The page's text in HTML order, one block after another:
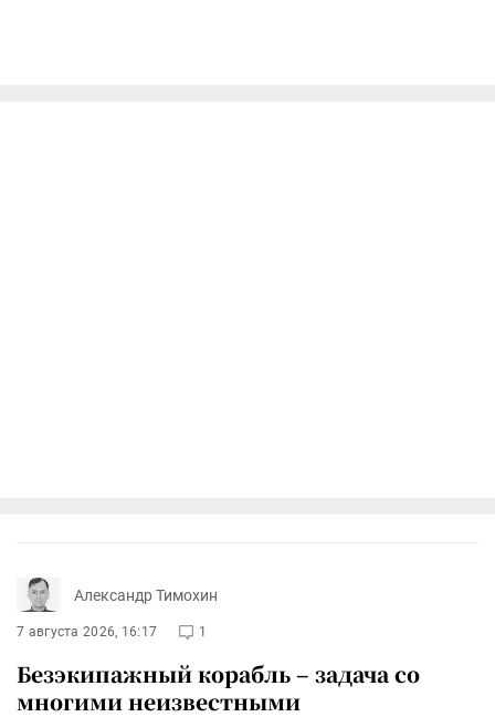
Александр Тимохин
7 августа 2026, 16:17 1
Безэкипажный корабль – задача со
многими неизвестными